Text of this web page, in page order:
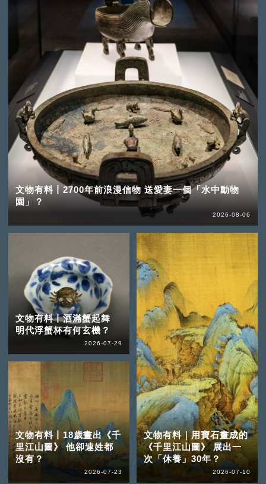
文物有料丨2700年前浪漫信物 送愛妻一個「水中動物
園」？
2026-08-06
文物有料丨酒滿蟹起舞
明代浮蟹杯有何玄機？
2026-07-29
文物有料丨18歲畫出《千
里江山圖》 他卻連姓都
沒有？
2026-07-23
文物有料｜用寶石畫成的
《千里江山圖》 展出一
次「休養」30年？
2026-07-10